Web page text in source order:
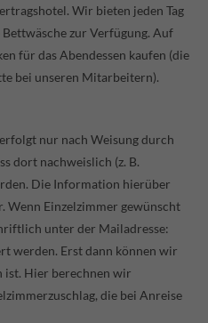
Wir bieten jeden Tag
zur Verfügung. Auf
für das Abendessen kaufen (die
bei unseren Mitarbeitern).
nur nach Wei­sung durch
dort nachweislich (z. B.
Die Information hierüber
Wenn Einzelzimmer gewünscht
unter der Mailadresse:
werden. Erst dann können wir
ist. Hier berechnen wir
die bei Anreise